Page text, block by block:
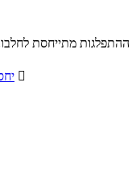
ההתפלגות מתייחסת
